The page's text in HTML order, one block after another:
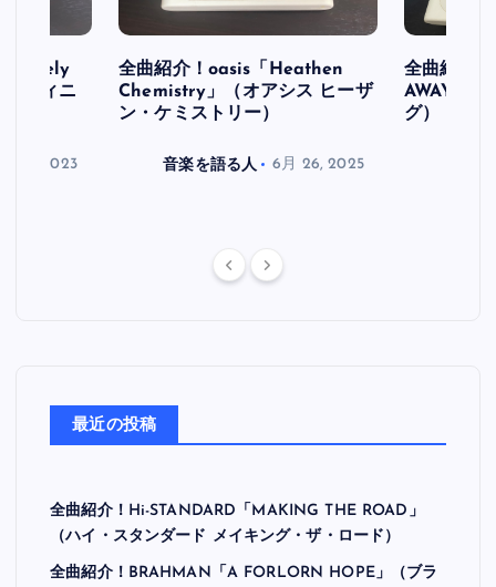
フィニ
30, 2023
全曲紹介！oasis「Heathen
Chemistry」（オアシス ヒーザ
ン・ケミストリー）
音楽を語る人 6月 26, 2025
全曲紹介
AWAY」
グ）
最近の投稿
全曲紹介！Hi-STANDARD「MAKING THE ROAD」
（ハイ・スタンダード メイキング・ザ・ロード）
全曲紹介！BRAHMAN「A FORLORN HOPE」（ブラ